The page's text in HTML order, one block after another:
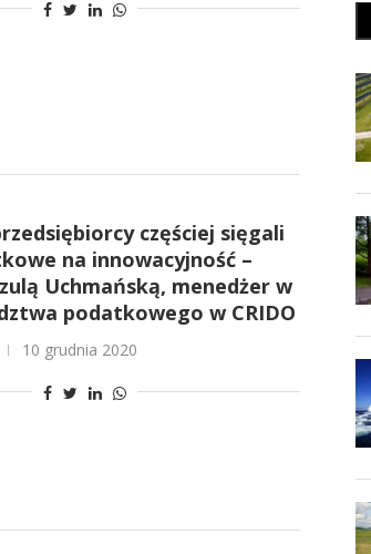
częściej sięgali
na innowacyjność –
Uchmańską, menedżer w
podatkowego w CRIDO
10 grudnia 2020